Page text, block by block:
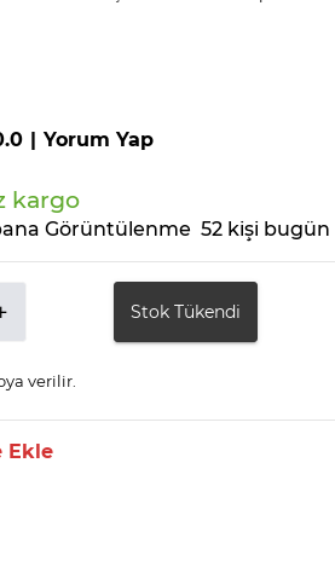
| Yorum Yap
kargo
52 kişi
Stok Tükendi
verilir.
Ekle